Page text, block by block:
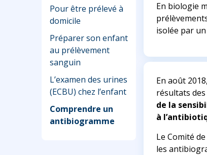
Pour être prélevé à
domicile
Préparer son enfant
au prélèvement
sanguin
L’examen des urines
(ECBU) chez l’enfant
Comprendre un
antibiogramme
En biologie
isolée par
En août
résultats
de la
à
Le Comité
les